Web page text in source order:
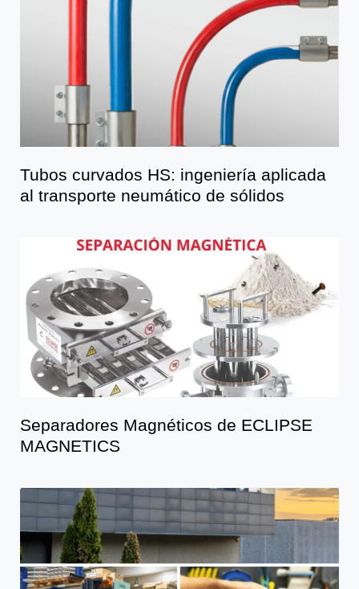
Tubos curvados HS: ingeniería aplicada
al transporte neumático de sólidos
Separadores Magnéticos de ECLIPSE
MAGNETICS